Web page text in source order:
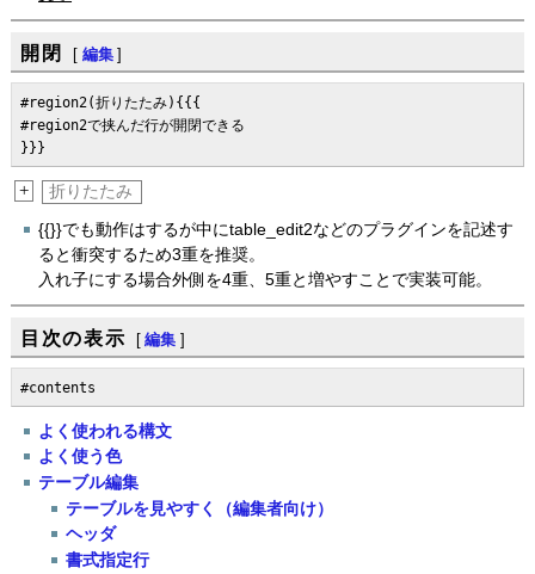
開閉 [ 編集 ]
#region2(折りたたみ){{{
#region2で挟んだ行が開閉できる
}}}
+ 折りたたみ
{{}}でも動作はするが中にtable_edit2などのプラグインを記述す
ると衝突するため3重を推奨。
入れ子にする場合外側を4重、5重と増やすことで実装可能。
目次の表示 [ 編集 ]
#contents
よく使われる構文
よく使う色
テーブル編集
テーブルを見やすく（編集者向け）
ヘッダ
書式指定行